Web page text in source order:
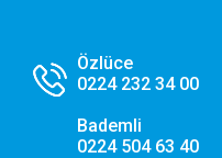
Özlüce
0224 232 34 00
Bademli
0224 504 63 40